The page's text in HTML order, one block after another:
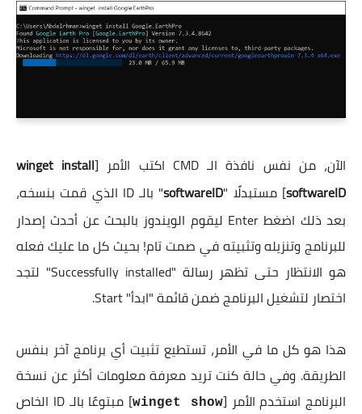
الآن، من نفس نافذة الـ CMD اكتب الأمر [
winget install
softwareID] مستبدلًا "softwareID
" بالـ ID الذي قمت بنسخه،
بعد ذلك اضغط Enter ليقوم الويندوز بالبحث عن أحدث إصدار
للبرنامج وتنزيله وتثبيته في صمت تام! بحيث كل ما عليك فعله
هو الانتظار حتى تظهر رسالة "Successfully installed" لتجد
اختصار لتشغيل البرنامج ضمن قائمة "ابدأ" Start.
هذا هو كل ما في الأمر، تستطيع تثبيت أي برنامج آخر بنفس
الطريقة. وفي حالة كنت تريد معرفة معلومات أكثر عن نسخة
البرنامج استخدم الأمر [winget show
] مبتوعًا بالـ ID الخاص